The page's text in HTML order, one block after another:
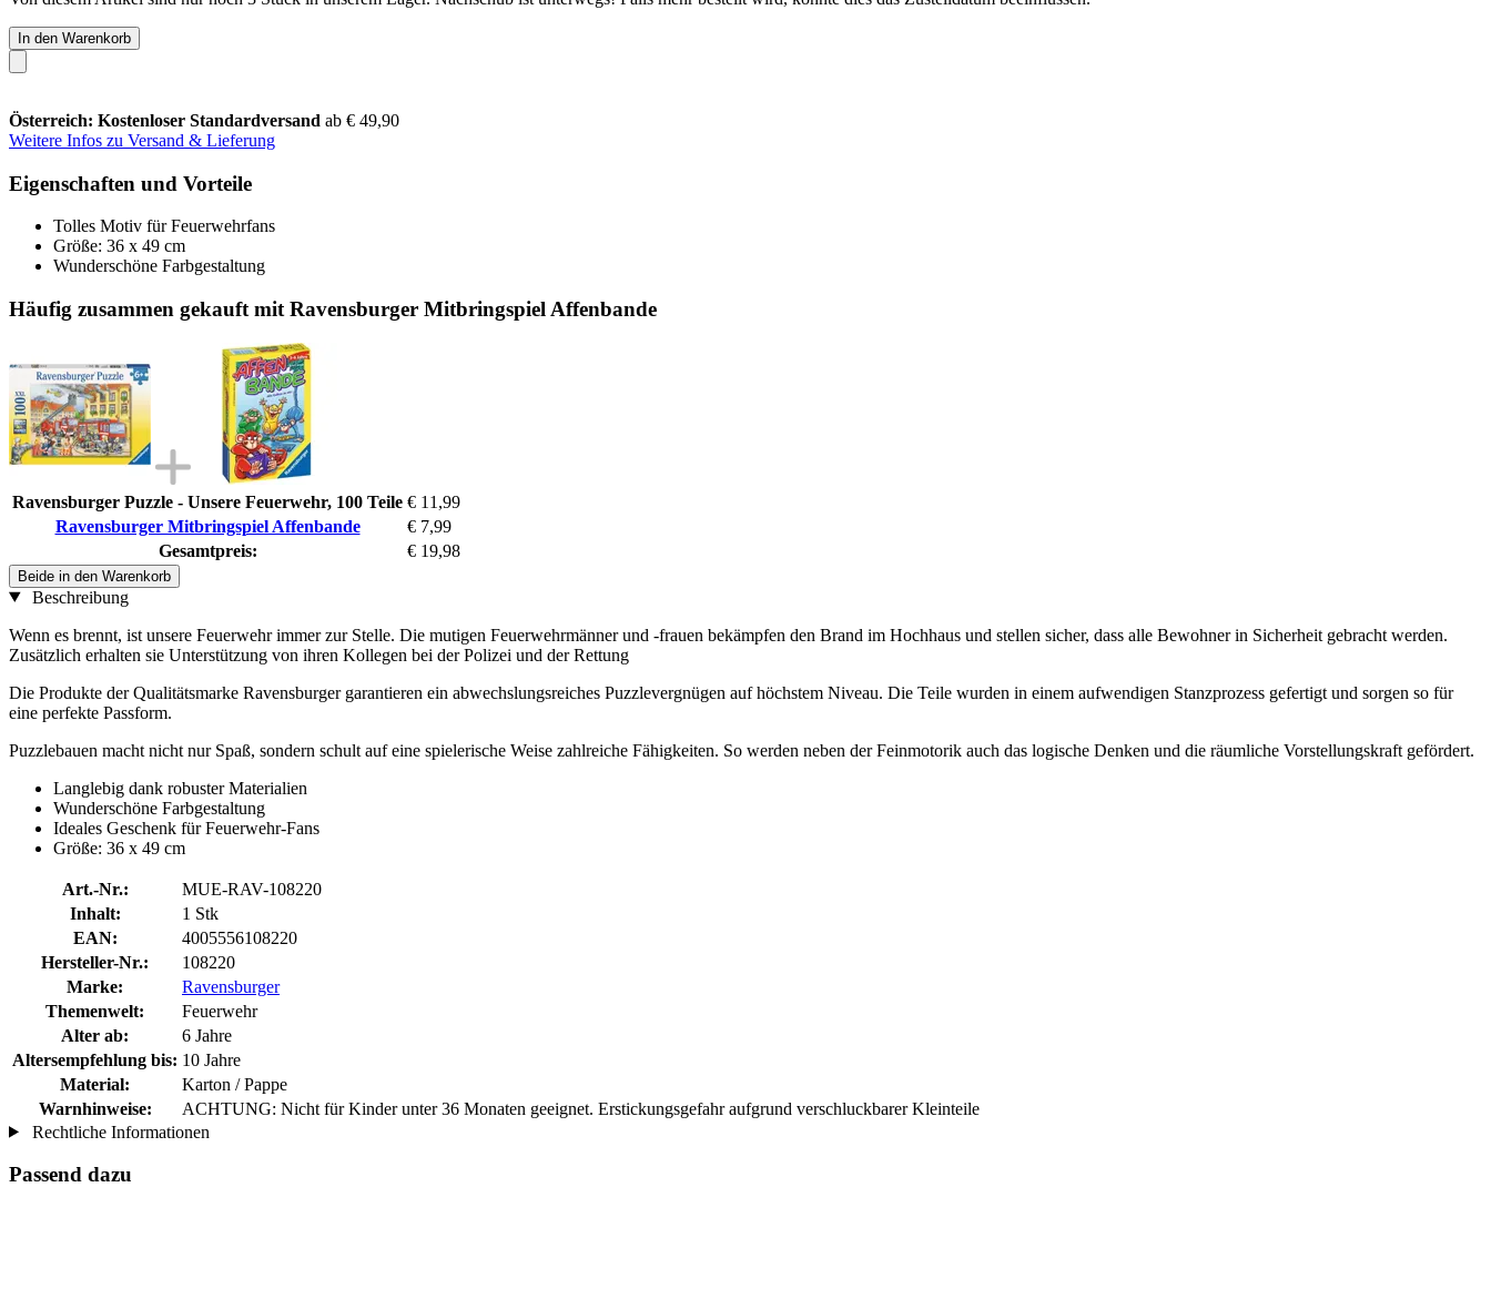
In den Warenkorb
Österreich: Kostenloser Standardversand ab € 49,90
Weitere Infos zu Versand & Lieferung
Eigenschaften und Vorteile
Tolles Motiv für Feuerwehrfans
Größe: 36 x 49 cm
Wunderschöne Farbgestaltung
Häufig zusammen gekauft mit Ravensburger Mitbringspiel Affenbande
Ravensburger Puzzle - Unsere Feuerwehr, 100 Teile € 11,99
Ravensburger Mitbringspiel Affenbande
€ 7,99
Gesamtpreis:
€ 19,98
Beide in den Warenkorb
Beschreibung
Wenn es brennt, ist unsere Feuerwehr immer zur Stelle. Die mutigen Feuerwehrmänner und -frauen bekämpfen den Brand im Hochhaus und stellen sicher, dass alle Bewohner in Sicherheit gebracht werden.
Zusätzlich erhalten sie Unterstützung von ihren Kollegen bei der Polizei und der Rettung
Die Produkte der Qualitätsmarke Ravensburger garantieren ein abwechslungsreiches Puzzlevergnügen auf höchstem Niveau. Die Teile wurden in einem aufwendigen Stanzprozess gefertigt und sorgen so für
eine perfekte Passform.
Puzzlebauen macht nicht nur Spaß, sondern schult auf eine spielerische Weise zahlreiche Fähigkeiten. So werden neben der Feinmotorik auch das logische Denken und die räumliche Vorstellungskraft gefördert.
Langlebig dank robuster Materialien
Wunderschöne Farbgestaltung
Ideales Geschenk für Feuerwehr-Fans
Größe: 36 x 49 cm
Art.-Nr.:
MUE-RAV-108220
Inhalt:
1 Stk
EAN:
4005556108220
Hersteller-Nr.:
108220
Marke:
Ravensburger
Themenwelt:
Feuerwehr
Alter ab:
6 Jahre
Altersempfehlung bis: 10 Jahre
Material:
Karton / Pappe
Warnhinweise:
ACHTUNG: Nicht für Kinder unter 36 Monaten geeignet. Erstickungsgefahr aufgrund verschluckbarer Kleinteile
Rechtliche Informationen
Passend dazu